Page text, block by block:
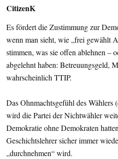
CitizenK
Es fördert die Zustimmung zur
wenn man sieht, wie „frei gewählt
stimmen, was sie offen ablehnen –
abgelehnt haben: Betreuungsgeld,
wahrscheinlich TTIP.
Das Ohnmachtsgefühl des Wählers
wird die Partei der Nichtwähler
Demokratie ohne Demokraten
Geschichtslehrer sicher immer
„durchnehmen“ wird.